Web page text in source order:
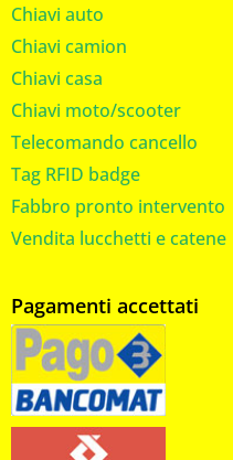
Chiavi auto
Chiavi camion
Chiavi casa
Chiavi moto/scooter
Telecomando cancello
Tag RFID badge
Fabbro pronto intervento
Vendita lucchetti e catene
Pagamenti accettati